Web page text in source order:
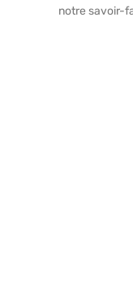
notre savoir-